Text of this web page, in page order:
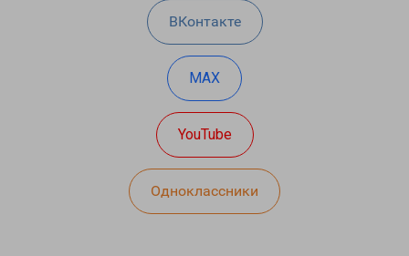
ВКонтакте
MAX
YouTube
Одноклассники